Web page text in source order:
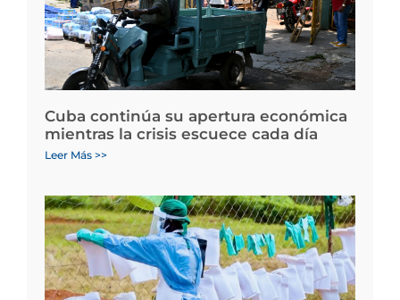
Cuba continúa su apertura económica
mientras la crisis escuece cada día
Leer Más >>